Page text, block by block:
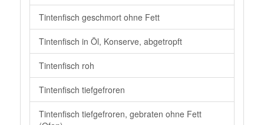
Tintenfisch geschmort ohne Fett
Tintenfisch in Öl, Konserve, abgetropft
Tintenfisch roh
Tintenfisch tiefgefroren
Tintenfisch tiefgefroren, gebraten ohne Fett